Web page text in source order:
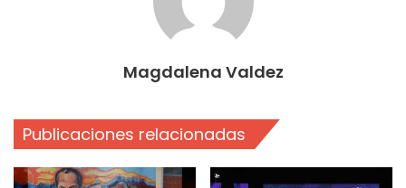
Magdalena Valdez
Publicaciones relacionadas